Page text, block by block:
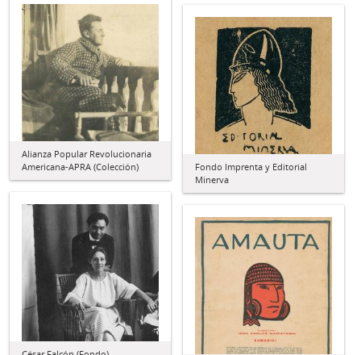
Alianza Popular Revolucionaria
Americana-APRA (Colección)
Fondo Imprenta y Editorial
Minerva